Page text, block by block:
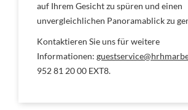
auf Ihrem Gesicht zu spüren und einen
unvergleichlichen Panoramablick zu
Kontaktieren Sie uns für weitere
Informationen:
952 81 20 00 EXT8.